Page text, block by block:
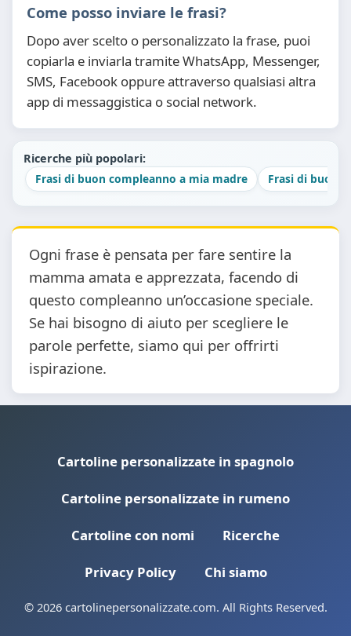
Come posso inviare le frasi?
Dopo aver scelto o personalizzato la frase, puoi
copiarla e inviarla tramite WhatsApp, Messenger,
SMS, Facebook oppure attraverso qualsiasi altra
app di messaggistica o social network.
Ricerche più popolari:
Frasi di buon compleanno a mia madre
Frasi di buon
Ogni frase è pensata per fare sentire la
mamma amata e apprezzata, facendo di
questo compleanno un’occasione speciale.
Se hai bisogno di aiuto per scegliere le
parole perfette, siamo qui per offrirti
ispirazione.
Cartoline personalizzate in spagnolo
Cartoline personalizzate in rumeno
Cartoline con nomi Ricerche
Privacy Policy Chi siamo
© 2026 cartolinepersonalizzate.com. All Rights Reserved.